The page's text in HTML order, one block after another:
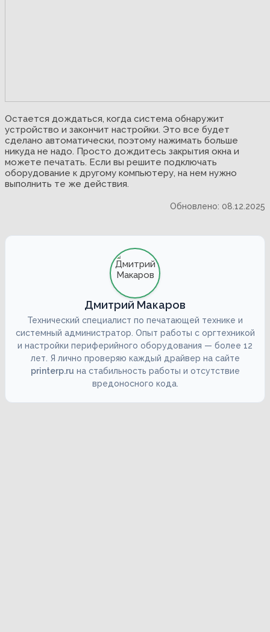
Остается дождаться, когда система обнаружит
устройство и закончит настройки. Это все будет
сделано автоматически, поэтому нажимать больше
никуда не надо. Просто дождитесь закрытия окна и
можете печатать. Если вы решите подключать
оборудование к другому компьютеру, на нем нужно
выполнить те же действия.
Обновлено: 08.12.2025
Дмитрий Макаров
Технический специалист по печатающей технике и
системный администратор. Опыт работы с оргтехникой
и настройки периферийного оборудования — более 12
лет. Я лично проверяю каждый драйвер на сайте
printerp.ru на стабильность работы и отсутствие
вредоносного кода.